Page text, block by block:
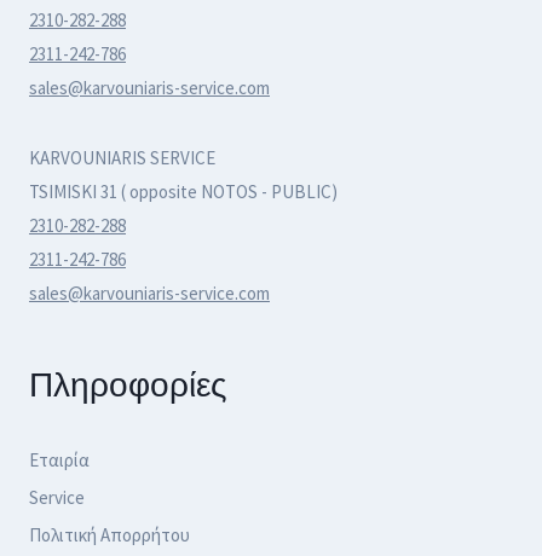
2310-282-288
2311-242-786
sales@karvouniaris-service.com
KARVOUNIARIS SERVICE
TSIMISKI 31 ( opposite NOTOS - PUBLIC)
2310-282-288
2311-242-786
sales@karvouniaris-service.com
Πληροφορίες
Εταιρία
Service
Πολιτική Απορρήτου